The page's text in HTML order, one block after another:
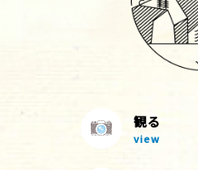
観る
view